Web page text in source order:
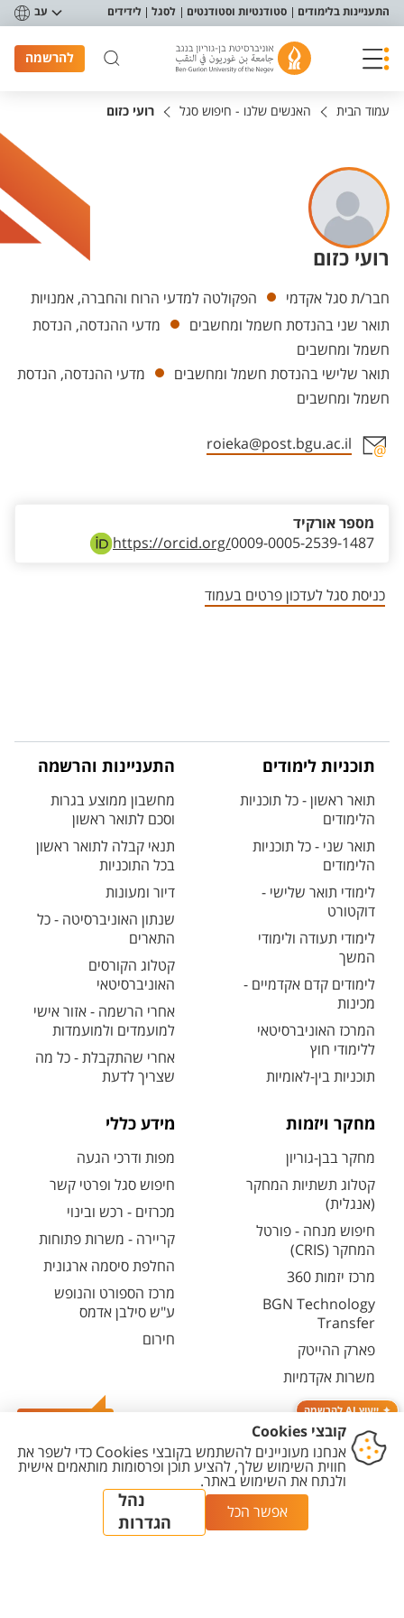
תפריט נגישות
התעניינות בלימודים סטודנטיות וסטודנטים לסגל לידידים עב
להרשמה
ייעוץ AI להרשמה
עמוד הבית האנשים שלנו - חיפוש סגל רועי כזום
רועי כזום
יחידות
חבר/ת סגל אקדמי
הפקולטה למדעי הרוח והחברה, אמנויות
תואר שני בהנדסת חשמל ומחשבים
מדעי ההנדסה, הנדסת
חשמל ומחשבים
תואר שלישי בהנדסת חשמל ומחשבים
מדעי ההנדסה, הנדסת
חשמל ומחשבים
roieka@post.bgu.ac.il
https://orcid.org/0009-0005-2539-1487
מספר אורקיד
כניסת סגל לעדכון פרטים בעמוד
תוכניות לימודים
תואר ראשון - כל תוכניות
הלימודים
תואר שני - כל תוכניות
הלימודים
לימודי תואר שלישי -
דוקטורט
לימודי תעודה ולימודי
המשך
לימודים קדם אקדמיים -
מכינות
המרכז האוניברסיטאי
ללימודי חוץ
תוכניות בין-לאומיות
התעניינות והרשמה
מחשבון ממוצע בגרות
וסכם לתואר ראשון
תנאי קבלה לתואר ראשון
בכל התוכניות
דיור ומעונות
שנתון האוניברסיטה - כל
התארים
קטלוג הקורסים
האוניברסיטאי
אחרי הרשמה - אזור אישי
למועמדים ולמועמדות
אחרי שהתקבלת - כל מה
שצריך לדעת
מחקר ויזמות
מחקר בבן-גוריון
קטלוג תשתיות המחקר
(אנגלית)
חיפוש מנחה - פורטל
המחקר (CRIS)
מרכז יזמות 360
BGN Technology
Transfer
פארק ההייטק
משרות אקדמיות
מידע כללי
מפות ודרכי הגעה
חיפוש סגל ופרטי קשר
מכרזים - רכש ובינוי
קריירה - משרות פתוחות
החלפת סיסמה ארגונית
מרכז הספורט והנופש
ע"ש סילבן אדמס
חירום
נגישות
מדיניות
מדיניות עריכת
תוכן